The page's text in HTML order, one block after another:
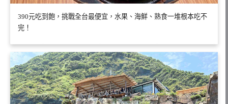
390元吃到飽，挑戰全台最便宜，水果、海鮮、熟食一堆根本吃不
完！